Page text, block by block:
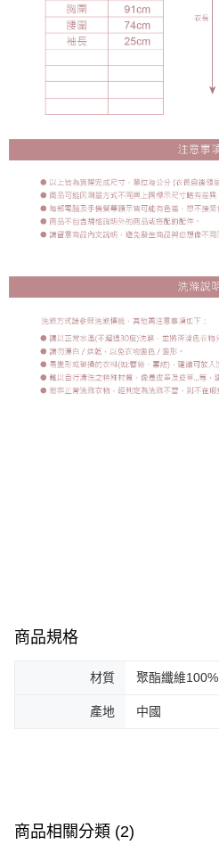
商品規格
材質 聚酯纖維100%
產地 中國
商品相關分類 (2)